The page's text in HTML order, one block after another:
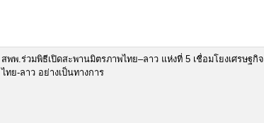
สพพ.ร่วมพิธีเปิดสะพานมิตรภาพไทย–ลาว แห่งที่ 5 เชื่อมโยงเศรษฐกิจ
ไทย-ลาว อย่างเป็นทางการ